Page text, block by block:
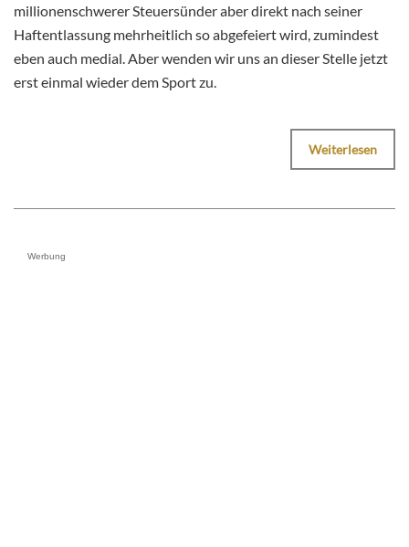
millionenschwerer Steuersünder aber direkt nach seiner
Haftentlassung mehrheitlich so abgefeiert wird, zumindest
eben auch medial. Aber wenden wir uns an dieser Stelle jetzt
erst einmal wieder dem Sport zu.
Weiterlesen
Werbung